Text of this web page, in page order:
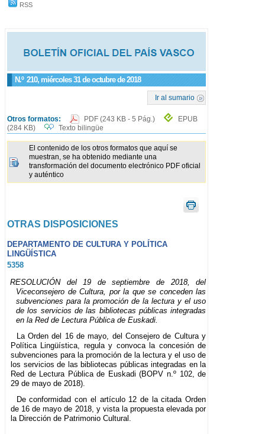
RSS
N.º 210, miércoles 31 de octubre de 2018
Ir al sumario
Otros formatos: PDF (243 KB - 5 Pág.)
EPUB
(284 KB)
Texto bilingüe
El contenido de los otros formatos que aquí se
muestran, se ha obtenido mediante una
transformación del documento electrónico PDF oficial
y auténtico
OTRAS DISPOSICIONES
DEPARTAMENTO DE CULTURA Y POLÍTICA
LINGÜÍSTICA
5358
RESOLUCIÓN del 19 de septiembre de 2018, del
Viceconsejero de Cultura, por la que se conceden las
subvenciones para la promoción de la lectura y el uso
de los servicios de las bibliotecas públicas integradas
en la Red de Lectura Pública de Euskadi.
La Orden del 16 de mayo, del Consejero de Cultura y
Política Lingüística, regula y convoca la concesión de
subvenciones para la promoción de la lectura y el uso de
los servicios de las bibliotecas públicas integradas en la
Red de Lectura Pública de Euskadi (BOPV n.º 102, de
29 de mayo de 2018).
De conformidad con el artículo 12 de la citada Orden
de 16 de mayo de 2018, y vista la propuesta elevada por
la Dirección de Patrimonio Cultural.